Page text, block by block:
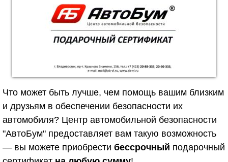
Что может быть лучше, чем помощь вашим близким
и друзьям в обеспечении безопасности их
автомобиля? Центр автомобильной безопасности
"АвтоБум" предоставляет вам такую возможность
— вы можете приобрести бессрочный подарочный